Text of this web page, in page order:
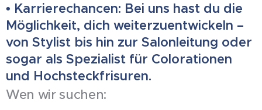
• Karrierechancen: Bei uns hast du die
Möglichkeit, dich weiterzuentwickeln –
von Stylist bis hin zur Salonleitung oder
sogar als Spezialist für Colorationen
und Hochsteckfrisuren.
Wen wir suchen: